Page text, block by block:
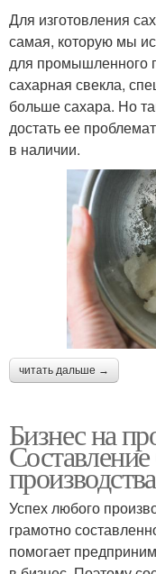
Для изготовления
самая, которую мы
для промышленного
сахарная свекла,
больше сахара. Но
достать ее
в наличии.
читать дальше →
Бизнес на
Успех любого
грамотно
помогает